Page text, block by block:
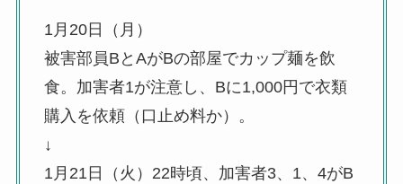
1月20日（月）
被害部員BとAがBの部屋でカップ麺を飲
食。加害者1が注意し、Bに1,000円で衣類
購入を依頼（口止め料か）。
↓
1月21日（火）22時頃、加害者3、1、4がB